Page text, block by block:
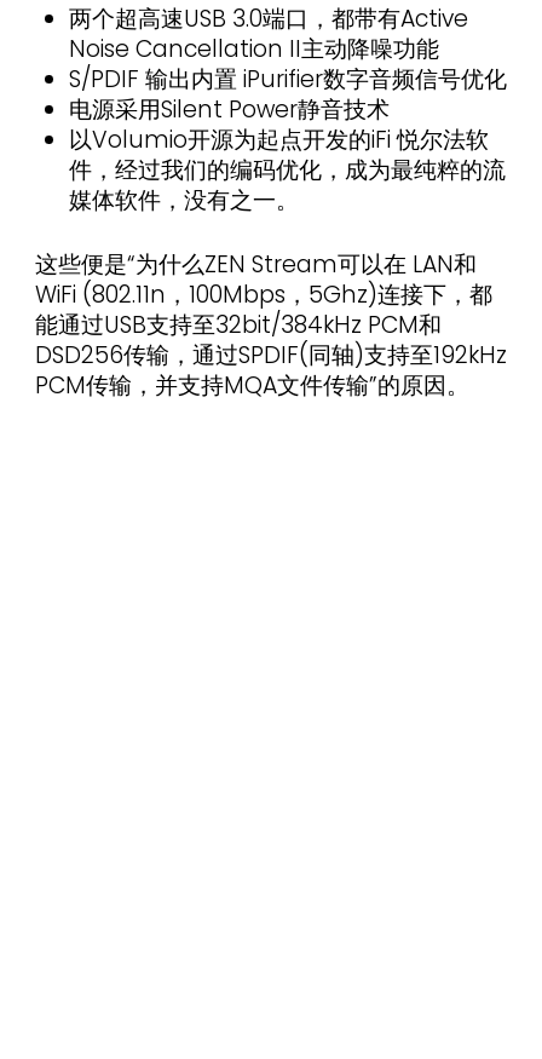
两个超高速USB 3.0端口，都带有Active
Noise Cancellation II主动降噪功能
S/PDIF 输出内置 iPurifier数字音频信号优化
电源采用Silent Power静音技术
以Volumio开源为起点开发的iFi 悦尔法软
件，经过我们的编码优化，成为最纯粹的流
媒体软件，没有之一。
这些便是“为什么ZEN Stream可以在 LAN和
WiFi (802.11n，100Mbps，5Ghz)连接下，都
能通过USB支持至32bit/384kHz PCM和
DSD256传输，通过SPDIF(同轴)支持至192kHz
PCM传输，并支持MQA文件传输”的原因。